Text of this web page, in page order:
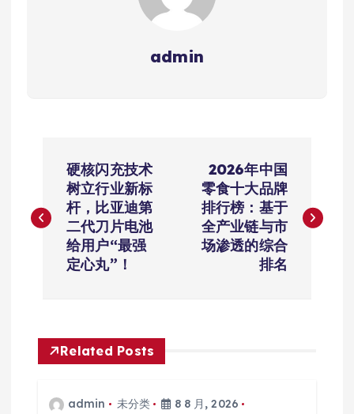
admin
导
硬核闪充技术
树立行业新标
杆，比亚迪第
二代刀片电池
给用户“最强
定心丸”！
2026年中国
零食十大品牌
排行榜：基于
全产业链与市
场渗透的综合
排名
Related Posts
admin 未分类
8 8 月, 2026